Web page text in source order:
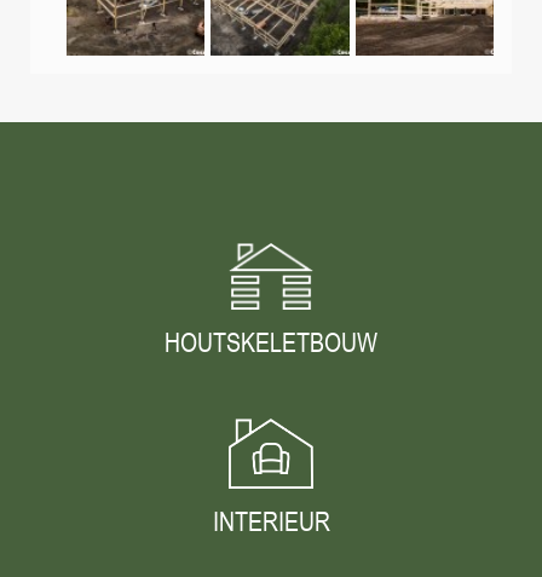
HOUTSKELETBOUW
INTERIEUR